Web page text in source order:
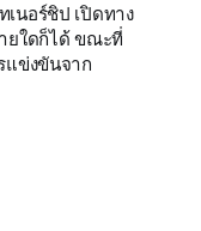
เนอร์ชิป เปิดทาง
ยใดก็ได้ ขณะที่
แข่งขันจาก